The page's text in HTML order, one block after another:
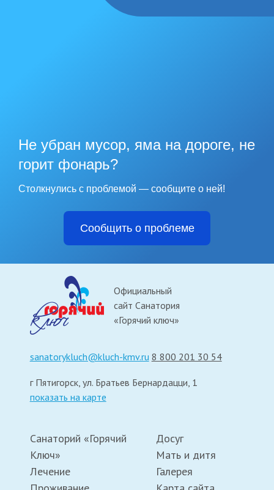
№ счета получателя (номер казначейского счета)
07727000
Назначения платежа
КБК04500000000000000130 тс 04.01.02 За санаторно-курортную
Не убран мусор, яма на дороге, не
горит фонарь?
Столкнулись с проблемой — сообщите о ней!
Сообщить о проблеме
Официальный
сайт Санатория
«Горячий ключ»
sanatorykluch@kluch-kmv.ru 8 800 201 30 54
г Пятигорск, ул. Братьев Бернардацци, 1
показать на карте
Санаторий «Горячий
Ключ»
Лечение
Досуг
Мать и дитя
Галерея